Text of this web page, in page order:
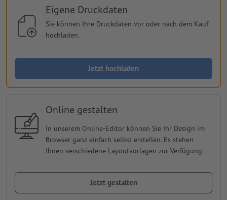
Eigene Druckdaten
Sie können Ihre Druckdaten vor oder nach dem Kauf
hochladen.
Jetzt hochladen
Online gestalten
In unserem Online-Editor können Sie Ihr Design im
Browser ganz einfach selbst erstellen. Es stehen
Ihnen verschiedene Layoutvorlagen zur Verfügung.
Jetzt gestalten